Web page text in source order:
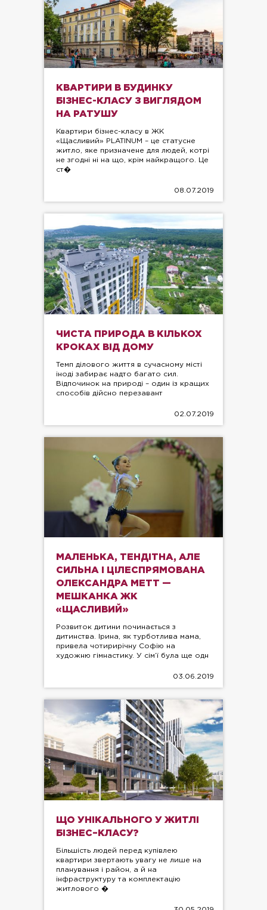
КВАРТИРИ В БУДИНКУ
БІЗНЕС-КЛАСУ З ВИГЛЯДОМ
НА РАТУШУ
Квартири бізнес-класу в ЖК
«Щасливий» PLATINUM – це статусне
житло, яке призначене для людей, котрі
не згодні ні на що, крім найкращого. Це
ст�
08.07.2019
ЧИСТА ПРИРОДА В КІЛЬКОХ
КРОКАХ ВІД ДОМУ
Темп ділового життя в сучасному місті
іноді забирає надто багато сил.
Відпочинок на природі – один із кращих
способів дійсно перезавант
02.07.2019
МАЛЕНЬКА, ТЕНДІТНА, АЛЕ
СИЛЬНА І ЦІЛЕСПРЯМОВАНА
ОЛЕКСАНДРА МЕТТ —
МЕШКАНКА ЖК
«ЩАСЛИВИЙ»
Розвиток дитини починається з
дитинства. Ірина, як турботлива мама,
привела чотирирічну Софію на
художню гімнастику. У сім’ї була ще одн
03.06.2019
ЩО УНІКАЛЬНОГО У ЖИТЛІ
БІЗНЕС–КЛАСУ?
Більшість людей перед купівлею
квартири звертають увагу не лише на
планування і район, а й на
інфраструктуру та комплектацію
житлового �